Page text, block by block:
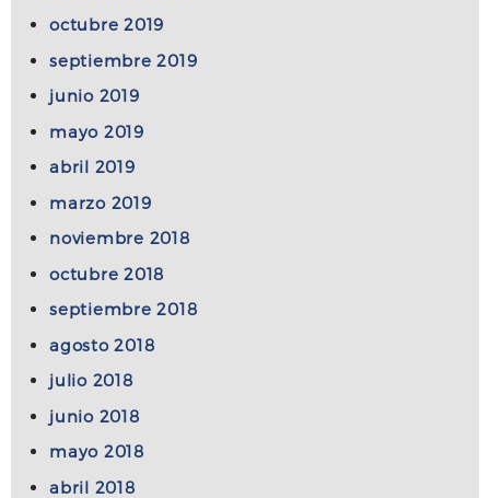
octubre 2019
septiembre 2019
junio 2019
mayo 2019
abril 2019
marzo 2019
noviembre 2018
octubre 2018
septiembre 2018
agosto 2018
julio 2018
junio 2018
mayo 2018
abril 2018